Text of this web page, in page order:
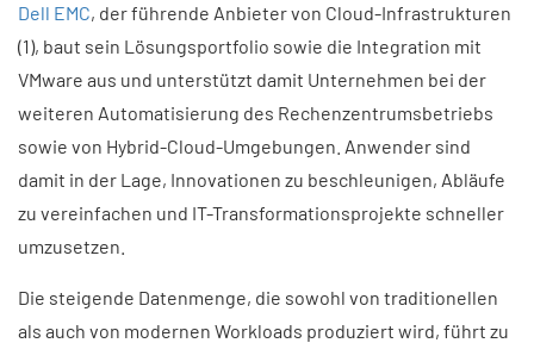
Dell EMC, der führende Anbieter von Cloud-Infrastrukturen
(1), baut sein Lösungsportfolio sowie die Integration mit
VMware aus und unterstützt damit Unternehmen bei der
weiteren Automatisierung des Rechenzentrumsbetriebs
sowie von Hybrid-Cloud-Umgebungen. Anwender sind
damit in der Lage, Innovationen zu beschleunigen, Abläufe
zu vereinfachen und IT-Transformationsprojekte schneller
umzusetzen.
Die steigende Datenmenge, die sowohl von traditionellen
als auch von modernen Workloads produziert wird, führt zu